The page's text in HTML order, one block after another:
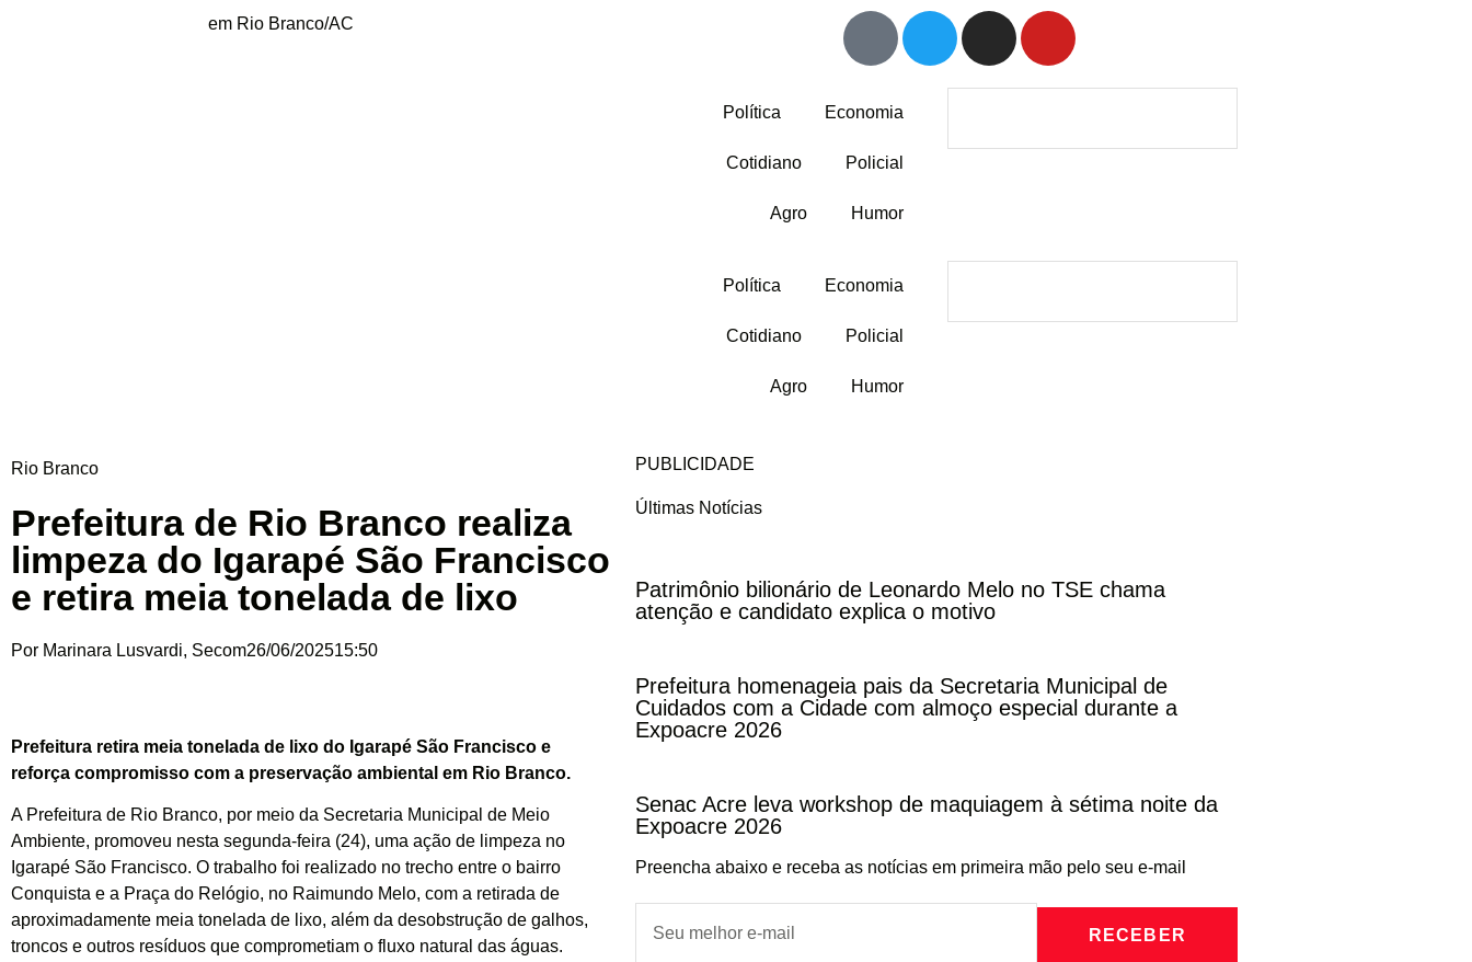
em Rio Branco/AC
Política Economia
Cotidiano Policial
Agro Humor
Política Economia
Cotidiano Policial
Agro Humor
Rio Branco
Prefeitura de Rio Branco realiza
limpeza do Igarapé São Francisco
e retira meia tonelada de lixo
Por Marinara Lusvardi, Secom26/06/202515:50
Prefeitura retira meia tonelada de lixo do Igarapé São Francisco e
reforça compromisso com a preservação ambiental em Rio Branco.
A Prefeitura de Rio Branco, por meio da Secretaria Municipal de Meio
Ambiente, promoveu nesta segunda-feira (24), uma ação de limpeza no
Igarapé São Francisco. O trabalho foi realizado no trecho entre o bairro
Conquista e a Praça do Relógio, no Raimundo Melo, com a retirada de
aproximadamente meia tonelada de lixo, além da desobstrução de galhos,
troncos e outros resíduos que comprometiam o fluxo natural das águas.
PUBLICIDADE
Últimas Notícias
Patrimônio bilionário de Leonardo Melo no TSE chama
atenção e candidato explica o motivo
Prefeitura homenageia pais da Secretaria Municipal de
Cuidados com a Cidade com almoço especial durante a
Expoacre 2026
Senac Acre leva workshop de maquiagem à sétima noite da
Expoacre 2026
Preencha abaixo e receba as notícias em primeira mão pelo seu e-mail
RECEBER